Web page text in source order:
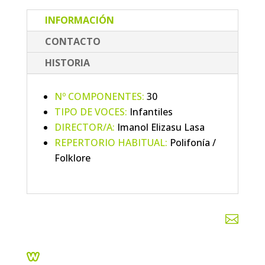
INFORMACIÓN
CONTACTO
HISTORIA
Nº COMPONENTES: 30
TIPO DE VOCES: Infantiles
DIRECTOR/A: Imanol Elizasu Lasa
REPERTORIO HABITUAL: Polifonía /
Folklore

